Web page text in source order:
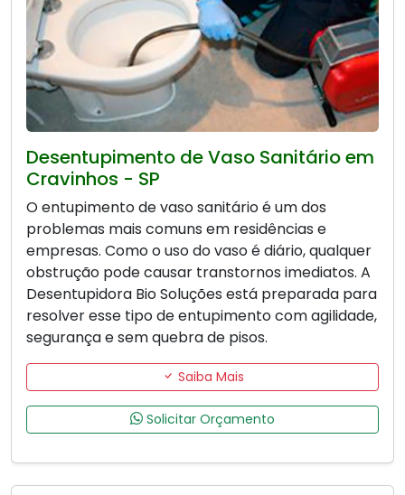
Desentupimento de Vaso Sanitário em
Cravinhos - SP
O entupimento de vaso sanitário é um dos
problemas mais comuns em residências e
empresas. Como o uso do vaso é diário, qualquer
obstrução pode causar transtornos imediatos. A
Desentupidora Bio Soluções está preparada para
resolver esse tipo de entupimento com agilidade,
segurança e sem quebra de pisos.
Saiba Mais
Solicitar Orçamento